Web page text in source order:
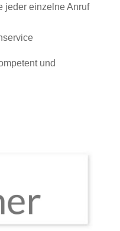
jeder einzelne Anruf
und